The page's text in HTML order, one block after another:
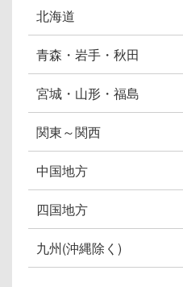
北海道
青森・岩手・秋田
宮城・山形・福島
関東～関西
中国地方
四国地方
九州(沖縄除く)